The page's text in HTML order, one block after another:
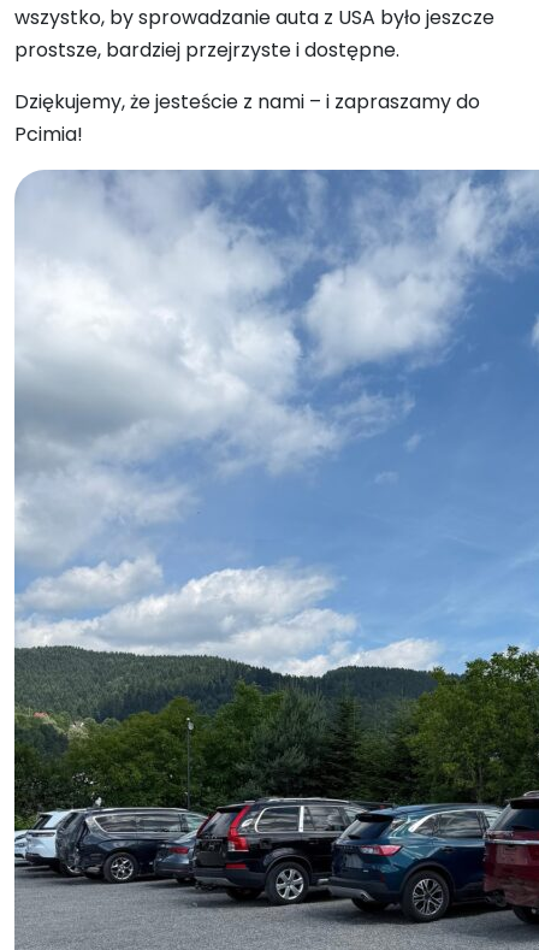
wszystko, by sprowadzanie auta z USA było jeszcze
prostsze, bardziej przejrzyste i dostępne.
Dziękujemy, że jesteście z nami – i zapraszamy do
Pcimia!